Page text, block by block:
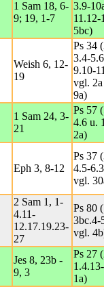
1 Sam 18, 6-
9; 19, 1-7
3.9-
11.12-
5bc)
Weish 6, 12-
19
Ps 34
3.4-
9.10-
vgl.
9a)
1 Sam 24, 3-
21
Ps 57
4.6 u.
2a)
Eph 3, 8-12
Ps 37
4.5-
vgl.
2 Sam 1, 1-
4.11-
12.17.19.23-
27
Ps 80
3bc.4-
vgl.
Jes 8, 23b -
9, 3
Ps 27
1a)